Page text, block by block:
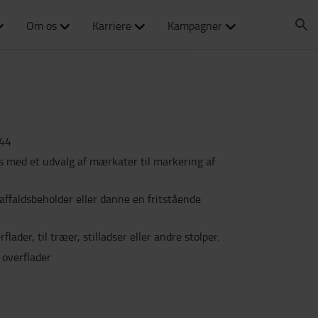
Om os Karriere Kampagner
med et udvalg af mærkater til markering af
eller danne en fritstående
til træer, stilladser eller andre stolper.